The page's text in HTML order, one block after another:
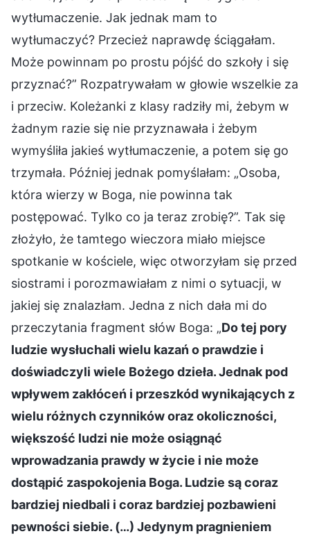
wytłumaczenie. Jak jednak mam to
wytłumaczyć? Przecież naprawdę ściągałam.
Może powinnam po prostu pójść do szkoły i się
przyznać?” Rozpatrywałam w głowie wszelkie za
i przeciw. Koleżanki z klasy radziły mi, żebym w
żadnym razie się nie przyznawała i żebym
wymyśliła jakieś wytłumaczenie, a potem się go
trzymała. Później jednak pomyślałam: „Osoba,
która wierzy w Boga, nie powinna tak
postępować. Tylko co ja teraz zrobię?”. Tak się
złożyło, że tamtego wieczora miało miejsce
spotkanie w kościele, więc otworzyłam się przed
siostrami i porozmawiałam z nimi o sytuacji, w
jakiej się znalazłam. Jedna z nich dała mi do
przeczytania fragment słów Boga: „Do tej pory
ludzie wysłuchali wielu kazań o prawdzie i
doświadczyli wiele Bożego dzieła. Jednak pod
wpływem zakłóceń i przeszkód wynikających z
wielu różnych czynników oraz okoliczności,
większość ludzi nie może osiągnąć
wprowadzania prawdy w życie i nie może
dostąpić zaspokojenia Boga. Ludzie są coraz
bardziej niedbali i coraz bardziej pozbawieni
pewności siebie. (…) Jedynym pragnieniem